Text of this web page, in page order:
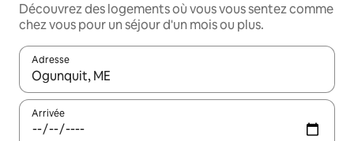
Découvrez des logements où vous vous sentez comme
chez vous pour un séjour d'un mois ou plus.
Adresse
Lorsque les résultats s'affichent, utilisez les flèches vers le
Arrivée